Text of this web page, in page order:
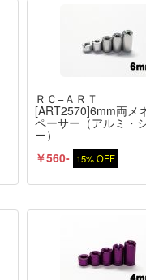
ＲＣ−ＡＲＴ
[ART2570]6mm両メ
ペーサー（アルミ・
ー）
￥560- 15% OFF